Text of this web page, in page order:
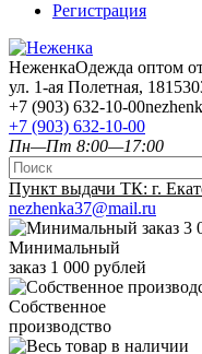
Регистрация
НеженкаОдежда оптом
ул. 1-ая Полетная, 18
+7 (903) 632-10-00
+7 (903) 632-10-00
Пн—Пт 8:00—17:00
Пункт выдачи ТК: г.
nezhenka37@mail.ru
Минимальный
заказ 1 000 рублей
Собственное
производство